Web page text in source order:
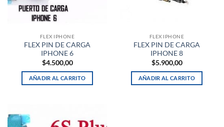
FLEX IPHONE
FLEX PIN DE CARGA
IPHONE 6
$4.500,00
AÑADIR AL CARRITO
FLEX IPHONE
FLEX PIN DE CARGA
IPHONE 8
$5.900,00
AÑADIR AL CARRITO